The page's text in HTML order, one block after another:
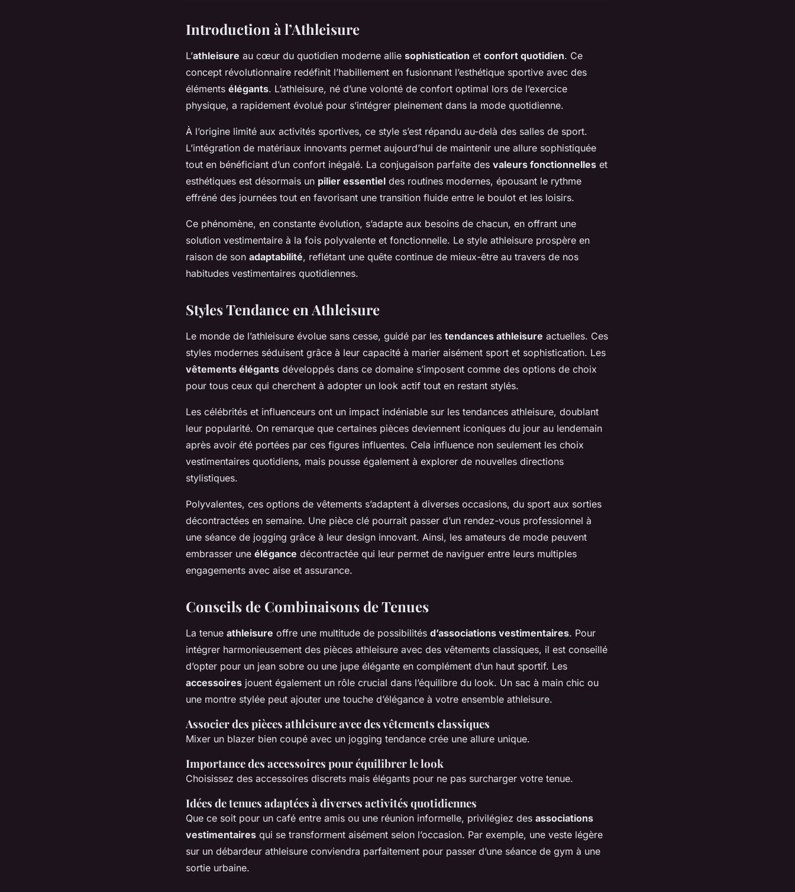
Introduction à l’Athleisure
L’athleisure au cœur du quotidien moderne allie sophistication et confort quotidien. Ce
concept révolutionnaire redéfinit l’habillement en fusionnant l’esthétique sportive avec des
éléments élégants. L’athleisure, né d’une volonté de confort optimal lors de l’exercice
physique, a rapidement évolué pour s’intégrer pleinement dans la mode quotidienne.
À l’origine limité aux activités sportives, ce style s’est répandu au-delà des salles de sport.
L’intégration de matériaux innovants permet aujourd’hui de maintenir une allure sophistiquée
tout en bénéficiant d’un confort inégalé. La conjugaison parfaite des valeurs fonctionnelles et
esthétiques est désormais un pilier essentiel des routines modernes, épousant le rythme
effréné des journées tout en favorisant une transition fluide entre le boulot et les loisirs.
Ce phénomène, en constante évolution, s’adapte aux besoins de chacun, en offrant une
solution vestimentaire à la fois polyvalente et fonctionnelle. Le style athleisure prospère en
raison de son adaptabilité, reflétant une quête continue de mieux-être au travers de nos
habitudes vestimentaires quotidiennes.
Styles Tendance en Athleisure
Le monde de l’athleisure évolue sans cesse, guidé par les tendances athleisure actuelles. Ces
styles modernes séduisent grâce à leur capacité à marier aisément sport et sophistication. Les
vêtements élégants développés dans ce domaine s’imposent comme des options de choix
pour tous ceux qui cherchent à adopter un look actif tout en restant stylés.
Les célébrités et influenceurs ont un impact indéniable sur les tendances athleisure, doublant
leur popularité. On remarque que certaines pièces deviennent iconiques du jour au lendemain
après avoir été portées par ces figures influentes. Cela influence non seulement les choix
vestimentaires quotidiens, mais pousse également à explorer de nouvelles directions
stylistiques.
Polyvalentes, ces options de vêtements s’adaptent à diverses occasions, du sport aux sorties
décontractées en semaine. Une pièce clé pourrait passer d’un rendez-vous professionnel à
une séance de jogging grâce à leur design innovant. Ainsi, les amateurs de mode peuvent
embrasser une élégance décontractée qui leur permet de naviguer entre leurs multiples
engagements avec aise et assurance.
Conseils de Combinaisons de Tenues
La tenue athleisure offre une multitude de possibilités d’associations vestimentaires. Pour
intégrer harmonieusement des pièces athleisure avec des vêtements classiques, il est conseillé
d’opter pour un jean sobre ou une jupe élégante en complément d’un haut sportif. Les
accessoires jouent également un rôle crucial dans l’équilibre du look. Un sac à main chic ou
une montre stylée peut ajouter une touche d’élégance à votre ensemble athleisure.
Associer des pièces athleisure avec des vêtements classiques
Mixer un blazer bien coupé avec un jogging tendance crée une allure unique.
Importance des accessoires pour équilibrer le look
Choisissez des accessoires discrets mais élégants pour ne pas surcharger votre tenue.
Idées de tenues adaptées à diverses activités quotidiennes
Que ce soit pour un café entre amis ou une réunion informelle, privilégiez des associations
vestimentaires qui se transforment aisément selon l’occasion. Par exemple, une veste légère
sur un débardeur athleisure conviendra parfaitement pour passer d’une séance de gym à une
sortie urbaine.